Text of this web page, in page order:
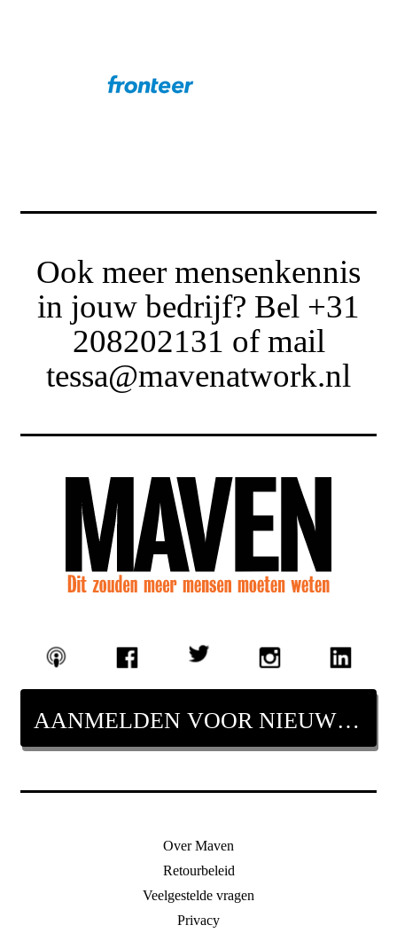
Ook meer mensenkennis
in jouw bedrijf? Bel +31
208202131 of mail
tessa@mavenatwork.nl
AANMELDEN VOOR NIEUWSBRIEF
Over Maven
Retourbeleid
Veelgestelde vragen
Privacy